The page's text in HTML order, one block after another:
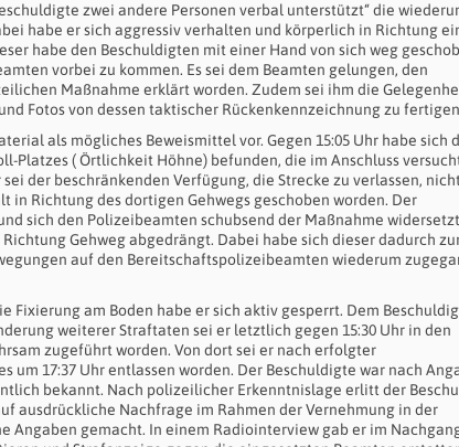
zwei andere Personen verbal unterstützt“ die
habe er sich aggressiv verhalten und körperlich in Richtung
habe den Beschuldigten mit einer Hand von sich weg
vorbei zu kommen. Es sei dem Beamten gelungen, den
Maßnahme erklärt worden. Zudem sei ihm die
Fotos von dessen taktischer Rückenkennzeichnung zu
als mögliches Beweismittel vor. Gegen 15:05 Uhr habe sich
Platzes ( Örtlichkeit Höhne) befunden, die im Anschluss
der beschränkenden Verfügung, die Strecke zu verlassen,
Richtung des dortigen Gehwegs geschoben worden. Der
sich den Polizeibeamten schubsend der Maßnahme
Gehweg abgedrängt. Dabei habe sich dieser dadurch
auf den Bereitschaftspolizeibeamten wiederum
Fixierung am Boden habe er sich aktiv gesperrt. Dem
weiterer Straftaten sei er letztlich gegen 15:30 Uhr in den
zugeführt worden. Von dort sei er nach erfolgter
17:37 Uhr entlassen worden. Der Beschuldigte war nach
bekannt. Nach polizeilicher Erkenntnislage erlitt der
ausdrückliche Nachfrage im Rahmen der Vernehmung in der
Angaben gemacht. In einem Radiointerview gab er im